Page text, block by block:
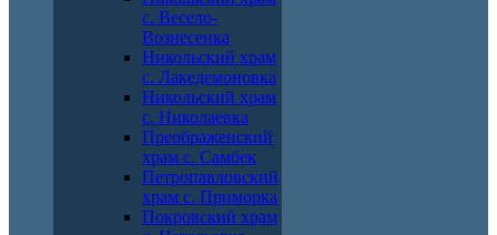
с. Весело-
Вознесенка
Никольский храм
с. Лакедемоновка
Никольский храм
с. Николаевка
Преображенский
храм с. Самбек
Петропавловский
храм с. Приморка
Покровский храм